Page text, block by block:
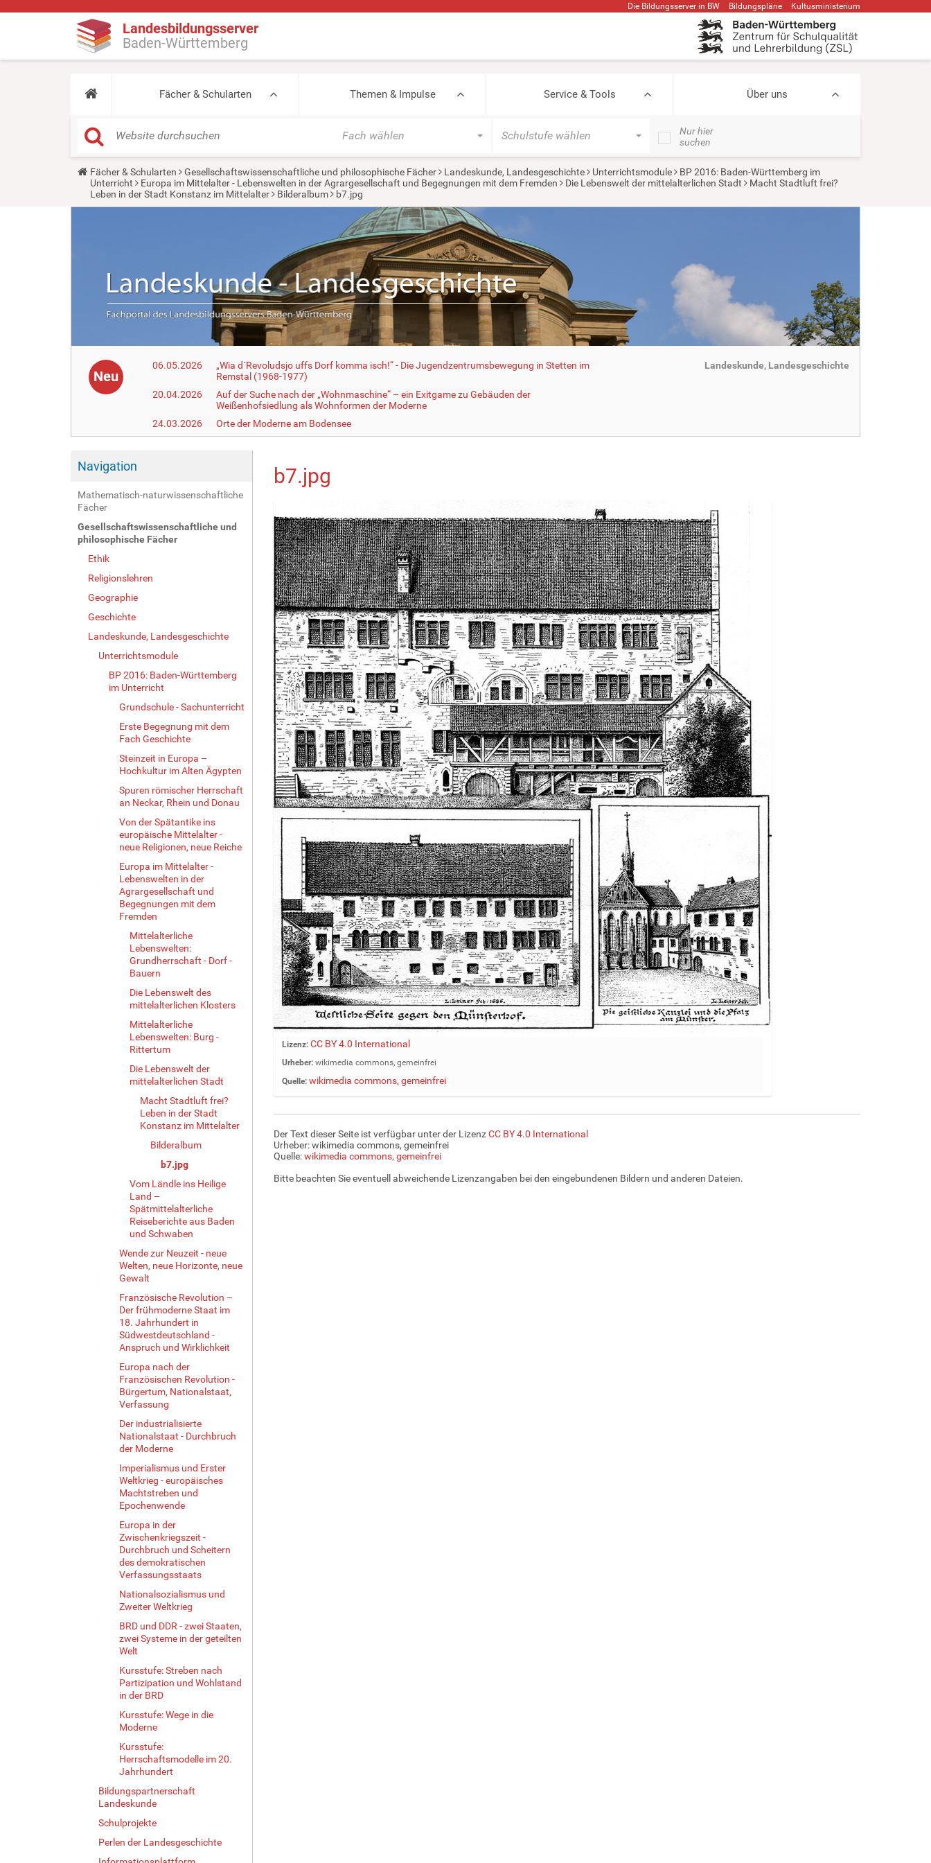
Die Bildungsserver in BW Bildungspläne Kultusministerium
Landesbildungsserver
Baden-Württemberg
Fächer & Schularten Themen & Impulse Service & Tools Über uns
Fach wählen Schulstufe wählen
Nur hier
suchen
Y
a
Fächer & Schularten Gesellschaftswissenschaftliche und philosophische Fächer Landeskunde, Landesgeschichte Unterrichtsmodule
BP 2016: Baden-Württemberg im
Unterricht
Europa im Mittelalter - Lebenswelten in der Agrargesellschaft und Begegnungen mit dem Fremden Die Lebenswelt der mittelalterlichen Stadt
Macht Stadtluft frei?
Leben in der Stadt Konstanz im Mittelalter
Bilderalbum b7.jpg
Neu
06.05.2026
„Wia d´Revoludsjo uffs Dorf komma isch!“ - Die Jugendzentrumsbewegung in Stetten im
Remstal (1968-1977)
20.04.2026
Auf der Suche nach der „Wohnmaschine“ – ein Exitgame zu Gebäuden der
Weißenhofsiedlung als Wohnformen der Moderne
24.03.2026
Orte der Moderne am Bodensee
Landeskunde, Landesgeschichte
Navigation
Mathematisch-naturwissenschaftliche
Fächer
Gesellschaftswissenschaftliche und
philosophische Fächer
Ethik
Religionslehren
Geographie
Geschichte
Landeskunde, Landesgeschichte
Unterrichtsmodule
BP 2016: Baden-Württemberg
im Unterricht
Grundschule - Sachunterricht
Erste Begegnung mit dem
Fach Geschichte
Steinzeit in Europa –
Hochkultur im Alten Ägypten
Spuren römischer Herrschaft
an Neckar, Rhein und Donau
Von der Spätantike ins
europäische Mittelalter -
neue Religionen, neue Reiche
Europa im Mittelalter -
Lebenswelten in der
Agrargesellschaft und
Begegnungen mit dem
Fremden
Mittelalterliche
Lebenswelten:
Grundherrschaft - Dorf -
Bauern
Die Lebenswelt des
mittelalterlichen Klosters
Mittelalterliche
Lebenswelten: Burg -
Rittertum
Die Lebenswelt der
mittelalterlichen Stadt
Macht Stadtluft frei?
Leben in der Stadt
Konstanz im Mittelalter
Bilderalbum
b7.jpg
Vom Ländle ins Heilige
Land –
Spätmittelalterliche
Reiseberichte aus Baden
und Schwaben
Wende zur Neuzeit - neue
Welten, neue Horizonte, neue
Gewalt
Französische Revolution –
Der frühmoderne Staat im
18. Jahrhundert in
Südwestdeutschland -
Anspruch und Wirklichkeit
Europa nach der
Französischen Revolution -
Bürgertum, Nationalstaat,
Verfassung
Der industrialisierte
Nationalstaat - Durchbruch
der Moderne
Imperialismus und Erster
Weltkrieg - europäisches
Machtstreben und
Epochenwende
Europa in der
Zwischenkriegszeit -
Durchbruch und Scheitern
des demokratischen
Verfassungsstaats
Nationalsozialismus und
Zweiter Weltkrieg
BRD und DDR - zwei Staaten,
zwei Systeme in der geteilten
Welt
Kursstufe: Streben nach
Partizipation und Wohlstand
in der BRD
Kursstufe: Wege in die
Moderne
Kursstufe:
Herrschaftsmodelle im 20.
Jahrhundert
Bildungspartnerschaft
Landeskunde
Schulprojekte
Perlen der Landesgeschichte
b7.jpg
Z
g
e
B
l
d
n
Lizenz: CC BY 4.0 International
Urheber:wikimedia commons, gemeinfrei
Quelle: wikimedia commons, gemeinfrei
Der Text dieser Seite ist verfügbar unter der LizenzCC BY 4.0 International
Urheber: wikimedia commons, gemeinfrei
Quelle:wikimedia commons, gemeinfrei
Bitte beachten Sie eventuell abweichende Lizenzangaben bei den eingebundenen Bildern und anderen Dateien.